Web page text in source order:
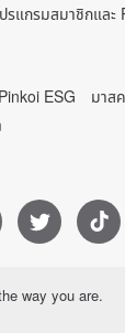
รแกรมสมาชิกและ
Pinkoi ESG
มาส
way you are.